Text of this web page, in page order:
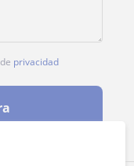
privacidad